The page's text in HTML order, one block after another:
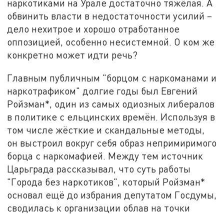
наркотиками на Урале достаточно тяжёлая. А
обвинить власти в недостаточности усилий –
дело нехитрое и хорошо отработанное
оппозицией, особенно несистемной. О ком же
конкретно может идти речь?
Главным публичным "борцом с наркоманами и
наркотрафиком" долгие годы был Евгений
Ройзман*, один из самых одиозных либералов
в политике с ельцинских времён. Используя в
том числе жёсткие и скандальные методы,
он выстроил вокруг себя образ непримиримого
борца с наркомафией. Между тем источник
Царьграда рассказывал, что суть работы
"Города без наркотиков", который Ройзман*
основал ещё до избрания депутатом Госдумы,
сводилась к организации облав на точки